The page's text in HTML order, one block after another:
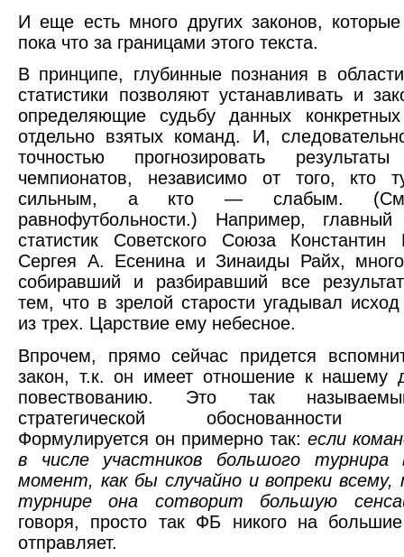
И еще есть много других законов,
пока что за границами этого текста.
В принципе, глубинные познания в
статистики позволяют устанавливать и
определяющие судьбу данных
отдельно взятых команд. И,
точностью прогнозировать
чемпионатов, независимо от того, кто
сильным, а кто — слабым.
равнофутбольности.) Например,
статистик Советского Союза
Сергея А. Есенина и Зинаиды Райх,
собиравший и разбиравший все
тем, что в зрелой старости угадывал
из трех. Царствие ему небесное.
Впрочем, прямо сейчас придется
закон, т.к. он имеет отношение к нашему
повествованию. Это так
стратегической обоснованности
Формулируется он примерно так: если
в числе участников большого турнира
момент, как бы случайно и вопреки
турнире она сотворит большую
говоря, просто так ФБ никого на
отправляет.